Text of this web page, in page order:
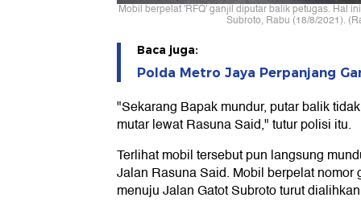
Mobil berpelat 'RFQ' ganjil diputar balik petugas. Hal
Subroto, Rabu (18/8/2021).
Baca juga:
Polda Metro Jaya Perpanjang
"Sekarang Bapak mundur, putar balik
mutar lewat Rasuna Said," tutur polisi itu.
Terlihat mobil tersebut pun langsung
Jalan Rasuna Said. Mobil berpelat
menuju Jalan Gatot Subroto turut